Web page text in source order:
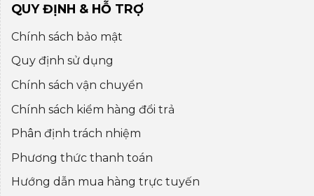
QUY ĐỊNH & HỖ TRỢ
Chính sách bảo mật
Quy định sử dụng
Chính sách vận chuyển
Chính sách kiểm hàng đổi trả
Phân định trách nhiệm
Phương thức thanh toán
Hướng dẫn mua hàng trực tuyến